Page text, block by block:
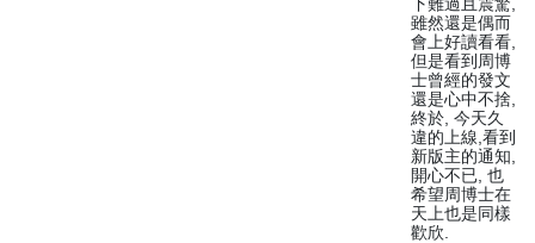
雖然還是偶而
會上好讀看看,
但是看到周博
士曾經的發文
還是心中不捨,
終於, 今天久
違的上線,看到
新版主的通知,
開心不已, 也
希望周博士在
天上也是同樣
歡欣.